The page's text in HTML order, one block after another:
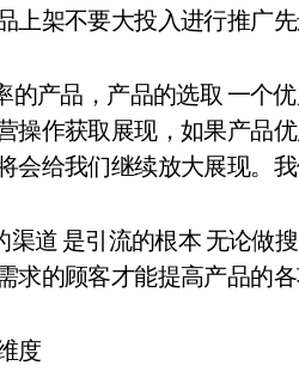
上架不要大投入进行推广
的产品，产品的选取 一个
操作获取展现，如果产品
会给我们继续放大展现。
渠道 是引流的根本 无论做
求的顾客才能提高产品的各
度